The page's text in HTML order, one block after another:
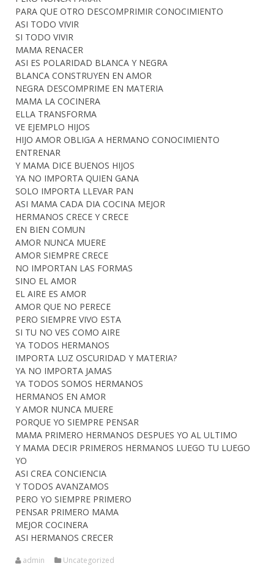
PARA QUE OTRO DESCOMPRIMIR CONOCIMIENTO
ASI TODO VIVIR
SI TODO VIVIR
MAMA RENACER
ASI ES POLARIDAD BLANCA Y NEGRA
BLANCA CONSTRUYEN EN AMOR
NEGRA DESCOMPRIME EN MATERIA
MAMA LA COCINERA
ELLA TRANSFORMA
VE EJEMPLO HIJOS
HIJO AMOR OBLIGA A HERMANO CONOCIMIENTO
ENTRENAR
Y MAMA DICE BUENOS HIJOS
YA NO IMPORTA QUIEN GANA
SOLO IMPORTA LLEVAR PAN
ASI MAMA CADA DIA COCINA MEJOR
HERMANOS CRECE Y CRECE
EN BIEN COMUN
AMOR NUNCA MUERE
AMOR SIEMPRE CRECE
NO IMPORTAN LAS FORMAS
SINO EL AMOR
EL AIRE ES AMOR
AMOR QUE NO PERECE
PERO SIEMPRE VIVO ESTA
SI TU NO VES COMO AIRE
YA TODOS HERMANOS
IMPORTA LUZ OSCURIDAD Y MATERIA?
YA NO IMPORTA JAMAS
YA TODOS SOMOS HERMANOS
HERMANOS EN AMOR
Y AMOR NUNCA MUERE
PORQUE YO SIEMPRE PENSAR
MAMA PRIMERO HERMANOS DESPUES YO AL ULTIMO
Y MAMA DECIR PRIMEROS HERMANOS LUEGO TU LUEGO
YO
ASI CREA CONCIENCIA
Y TODOS AVANZAMOS
PERO YO SIEMPRE PRIMERO
PENSAR PRIMERO MAMA
MEJOR COCINERA
ASI HERMANOS CRECER
admin Uncategorized